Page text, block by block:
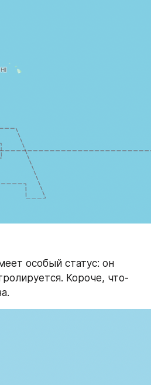
особый статус: он
Короче, что-